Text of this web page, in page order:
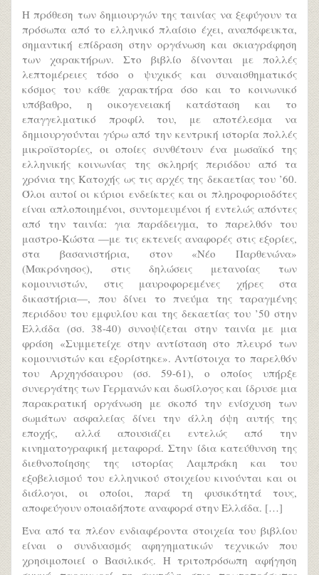
Η πρόθεση των δημιουργών της ταινίας να ξεφύγουν τα
πρόσωπα από το ελληνικό πλαίσιο έχει, αναπόφευκτα,
σημαντική επίδραση στην οργάνωση και σκιαγράφηση
των χαρακτήρων. Στο βιβλίο δίνονται με πολλές
λεπτομέρειες τόσο ο ψυχικός και συναισθηματικός
κόσμος του κάθε χαρακτήρα όσο και το κοινωνικό
υπόβαθρο, η οικογενειακή κατάσταση και το
επαγγελματικό προφίλ του, με αποτέλεσμα να
δημιουργούνται γύρω από την κεντρική ιστορία πολλές
μικροϊστορίες, οι οποίες συνθέτουν ένα μωσαϊκό της
ελληνικής κοινωνίας της σκληρής περιόδου από τα
χρόνια της Κατοχής ως τις αρχές της δεκαετίας του ’60.
Όλοι αυτοί οι κύριοι ενδείκτες και οι πληροφοριοδότες
είναι απλοποιημένοι, συντομευμένοι ή εντελώς απόντες
από την ταινία: για παράδειγμα, το παρελθόν του
μαστρο-Κώστα —με τις εκτενείς αναφορές στις εξορίες,
στα βασανιστήρια, στον «Νέο Παρθενώνα»
(Μακρόνησος), στις δηλώσεις μετανοίας των
κομουνιστών, στις μαυροφορεμένες χήρες στα
δικαστήρια—, που δίνει το πνεύμα της ταραγμένης
περιόδου του εμφυλίου και της δεκαετίας του ’50 στην
Ελλάδα (σσ. 38-40) συνοψίζεται στην ταινία με μια
φράση «Συμμετείχε στην αντίσταση στο πλευρό των
κομουνιστών και εξορίστηκε». Αντίστοιχα το παρελθόν
του Αρχηγόσαυρου (σσ. 59-61), ο οποίος υπήρξε
συνεργάτης των Γερμανών και δωσίλογος και ίδρυσε μια
παρακρατική οργάνωση με σκοπό την ενίσχυση των
σωμάτων ασφαλείας δίνει την άλλη όψη αυτής της
εποχής, αλλά απουσιάζει εντελώς από την
κινηματογραφική μεταφορά. Στην ίδια κατεύθυνση της
διεθνοποίησης της ιστορίας Λαμπράκη και του
εξοβελισμού του ελληνικού στοιχείου κινούνται και οι
διάλογοι, οι οποίοι, παρά τη φυσικότητά τους,
αποφεύγουν οποιαδήποτε αναφορά στην Ελλάδα. […]
Ένα από τα πλέον ενδιαφέροντα στοιχεία του βιβλίου
είναι ο συνδυασμός αφηγηματικών τεχνικών που
χρησιμοποιεί ο Βασιλικός. Η τριτοπρόσωπη αφήγηση